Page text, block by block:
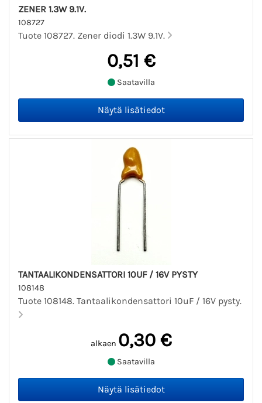
ZENER 1.3W 9.1V.
108727
Tuote 108727. Zener diodi 1.3W 9.1V.
0,51 €
Saatavilla
TANTAALIKONDENSATTORI 10UF / 16V PYSTY
108148
Tuote 108148. Tantaalikondensattori 10uF / 16V pysty.
alkaen 0,30 €
Saatavilla